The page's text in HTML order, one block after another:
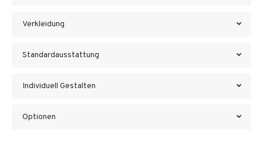
Verkleidung
Standardausstattung
Individuell Gestalten
Optionen